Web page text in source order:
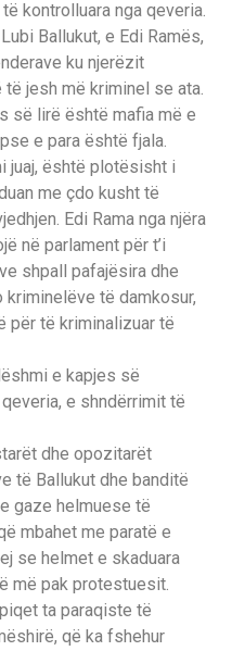
kontrolluara nga qeveria.
Ballukut, e Edi Ramës,
ku njerëzit
jesh më kriminel se ata.
së lirë është mafia më e
e para është fjala.
juaj, është plotësisht i
me çdo kusht të
Edi Rama nga njëra
në parlament për t’i
shpall pafajësira dhe
të damkosur,
për të kriminalizuar të
e kapjes së
e shndërrimit të
dhe opozitarët
të Ballukut dhe banditë
gaze helmuese të
mbahet me paratë e
se helmet e skaduara
më pak protestuesit.
ta paraqiste të
që ka fshehur